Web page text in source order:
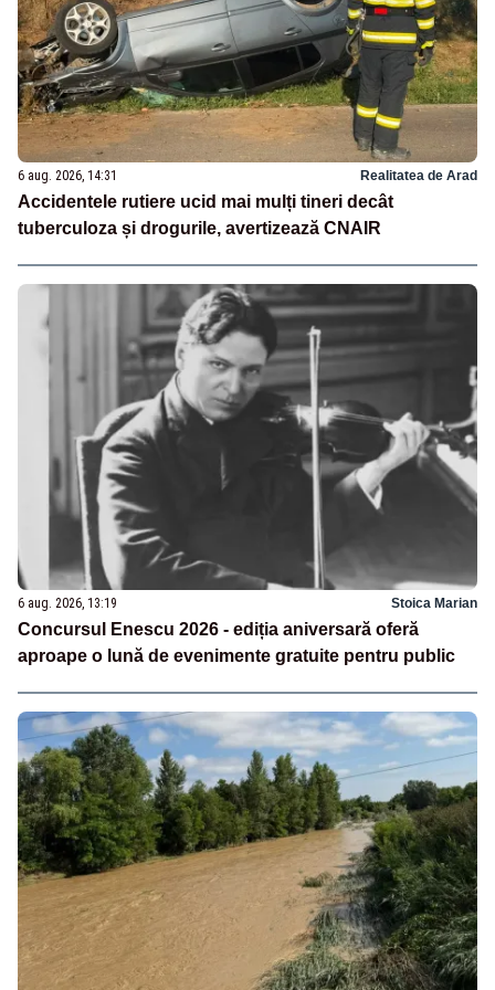
6 aug. 2026, 14:31 Realitatea de Arad
Accidentele rutiere ucid mai mulți tineri decât
tuberculoza și drogurile, avertizează CNAIR
6 aug. 2026, 13:19 Stoica Marian
Concursul Enescu 2026 - ediția aniversară oferă
aproape o lună de evenimente gratuite pentru public